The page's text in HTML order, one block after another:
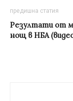
предишна статия
Резултати от
нощ в НБА